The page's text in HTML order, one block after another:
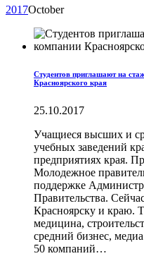
2017October
Студентов приглашают на
Красноярского края
25.10.2017
Учащиеся высших и
учебных заведений
предприятиях края.
Молодежное
поддержке
Правительства.
Красноярску и краю.
медицина,
средний бизнес,
50 компаний…